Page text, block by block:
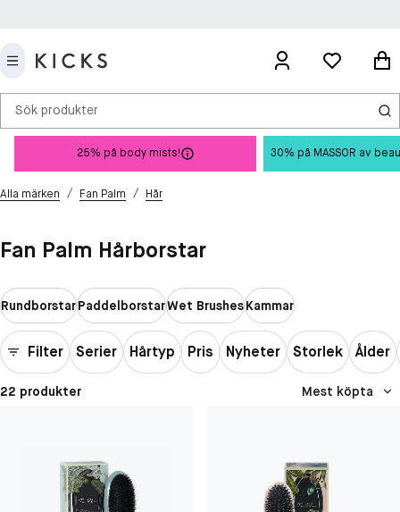
Sök produkter
25% på body mists! 30% på MASSOR av
Alla märken / Fan Palm / Hår
Fan Palm Hårborstar
RundborstarPaddelborstarWet BrushesKammar
Filter Serier Hårtyp Pris Nyheter Storlek Ålder
22 produkter Mest köpta